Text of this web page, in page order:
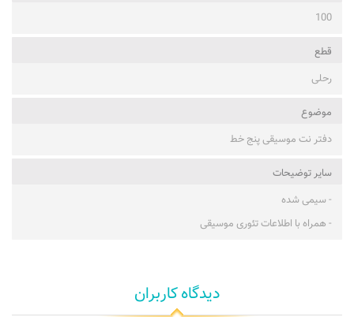
100
قطع
رحلی
موضوع
دفتر نت موسیقی پنج خط
ساير توضيحات
- سیمی شده
- همراه با اطلاعات تئوری موسیقی
دیدگاه کاربران